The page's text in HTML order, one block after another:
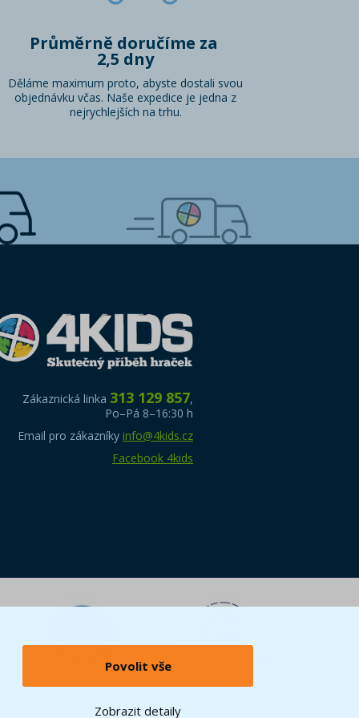
Povolit vše
Zobrazit detaily
Průměrně doručíme za
2,5 dny
Děláme maximum proto, abyste dostali svou
objednávku včas. Naše expedice je jedna z
nejrychlejších na trhu.
Zákaznická linka 313 129 857,
Po–Pá 8–16:30 h
Email pro zákazníky info@4kids.cz
Facebook 4kids